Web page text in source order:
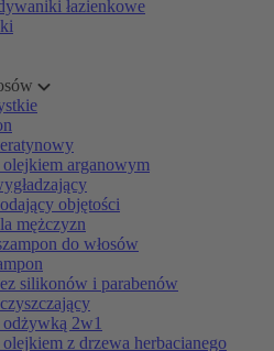
łazienkowe
olejkiem arganowym
objętości
mężczyzn
do włosów
silikonów i parabenów
odżywką 2w1
olejkiem z drzewa herbacianego